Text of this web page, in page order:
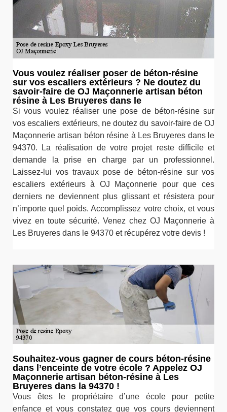
Vous voulez réaliser poser de béton-résine
sur vos escaliers extérieurs ? Ne doutez du
savoir-faire de OJ Maçonnerie artisan béton
résine à Les Bruyeres dans le
Si vous voulez réaliser une pose de béton-résine sur
vos escaliers extérieurs, ne doutez du savoir-faire de OJ
Maçonnerie artisan béton résine à Les Bruyeres dans le
94370. La réalisation de votre projet reste difficile et
demande la prise en charge par un professionnel.
Laissez-lui vos travaux pose de béton-résine sur vos
escaliers extérieurs à OJ Maçonnerie pour que ces
derniers ne deviennent plus glissant et résistera pour
n’importe quel poids. Accomplissez votre choix, et vous
vivez en toute sécurité. Venez chez OJ Maçonnerie à
Les Bruyeres dans le 94370 et récupérez votre devis !
Souhaitez-vous gagner de cours béton-résine
dans l’enceinte de votre école ? Appelez OJ
Maçonnerie artisan béton-résine à Les
Bruyeres dans la 94370 !
Vous êtes le propriétaire d’une école pour petite
enfance et vous constatez que vos cours deviennent